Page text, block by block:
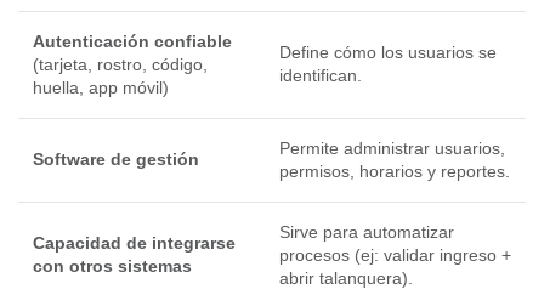
Autenticación confiable
(tarjeta, rostro, código,
huella, app móvil)
Define cómo los usuarios se
identifican.
Software de gestión
Permite administrar usuarios,
permisos, horarios y reportes.
Capacidad de integrarse
con otros sistemas
Sirve para automatizar
procesos (ej: validar ingreso +
abrir talanquera).